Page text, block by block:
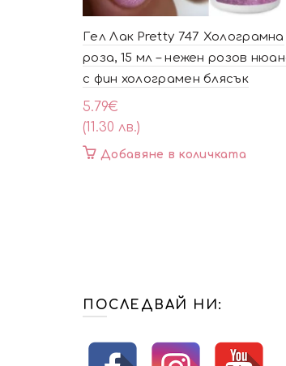
Гел Лак Pretty 747 Холограмна
роза, 15 мл – нежен розов
с фин холограмен блясък
5.79€
(11.30 лв.)
Добавяне в количката
ПОСЛЕДВАЙ НИ: